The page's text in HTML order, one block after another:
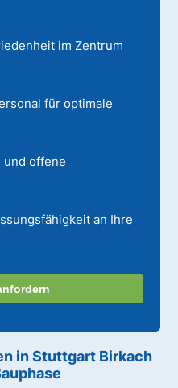
im Zentrum
für optimale
und offene
an Ihre
in Stuttgart Birkach